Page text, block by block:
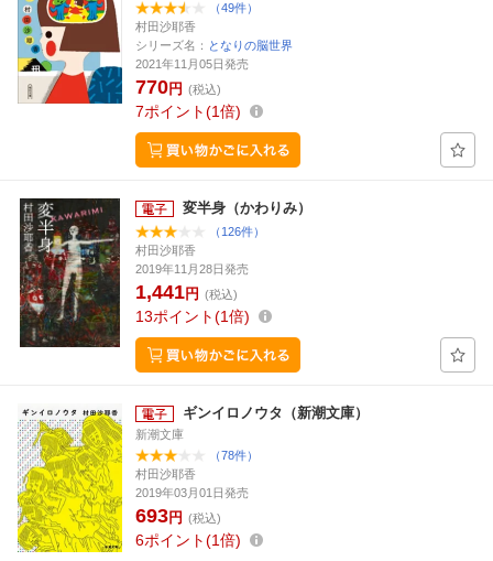
（49件）
村田沙耶香
シリーズ名： となりの脳世界
2021年11月05日発売
770円 (税込)
7ポイント 1倍
変半身（かわりみ）
（126件）
村田沙耶香
2019年11月28日発売
1,441円 (税込)
13ポイント 1倍
ギンイロノウタ（新潮文庫）
新潮文庫
（78件）
村田沙耶香
2019年03月01日発売
693円 (税込)
6ポイント 1倍